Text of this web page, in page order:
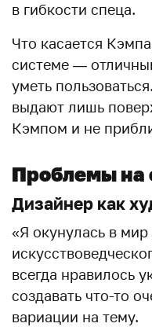
в гибкости спеца.
Что касается
системе —
уметь
выдают лишь
Кэмпом и не
Проблемы на
Дизайнер как
«Я окунулась в
всегда нравилось
создавать что-то
вариации на тему.